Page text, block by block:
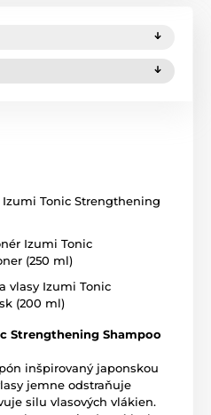
Izumi Tonic Strengthening
Izumi Tonic
(250 ml)
vlasy Izumi Tonic
(200 ml)
Strengthening Shampoo
inšpirovaný japonskou
jemne odstraňuje
silu vlasových vlákien.